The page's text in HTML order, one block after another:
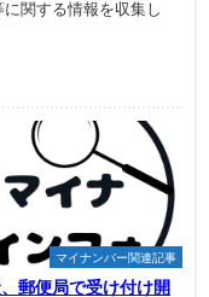
関する情報を収集し
マイナンバー関連記事
郵便局で受け付け開